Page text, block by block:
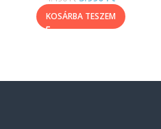
KOSÁRBA TESZEM